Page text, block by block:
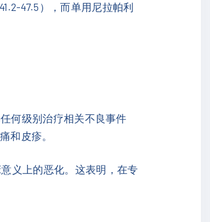
47.5），而单用尼拉帕利
何级别治疗相关不良事件
和皮疹。
义上的恶化。这表明，在专